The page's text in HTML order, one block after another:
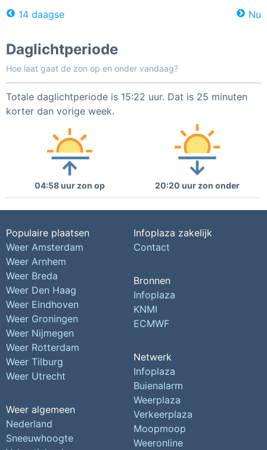
14 daagse Nu
Daglichtperiode
Hoe laat gaat de zon op en onder vandaag?
Totale daglichtperiode is 15:22 uur. Dat is 25 minuten
korter dan vorige week.
04:58 uur zon op 20:20 uur zon onder
Populaire plaatsen
Weer Amsterdam
Weer Arnhem
Weer Breda
Weer Den Haag
Weer Eindhoven
Weer Groningen
Weer Nijmegen
Weer Rotterdam
Weer Tilburg
Weer Utrecht
Weer algemeen
Nederland
Sneeuwhoogte
Infoplaza zakelijk
Contact
Bronnen
Infoplaza
KNMI
ECMWF
Netwerk
Infoplaza
Buienalarm
Weerplaza
Verkeerplaza
Moopmoop
Weeronline